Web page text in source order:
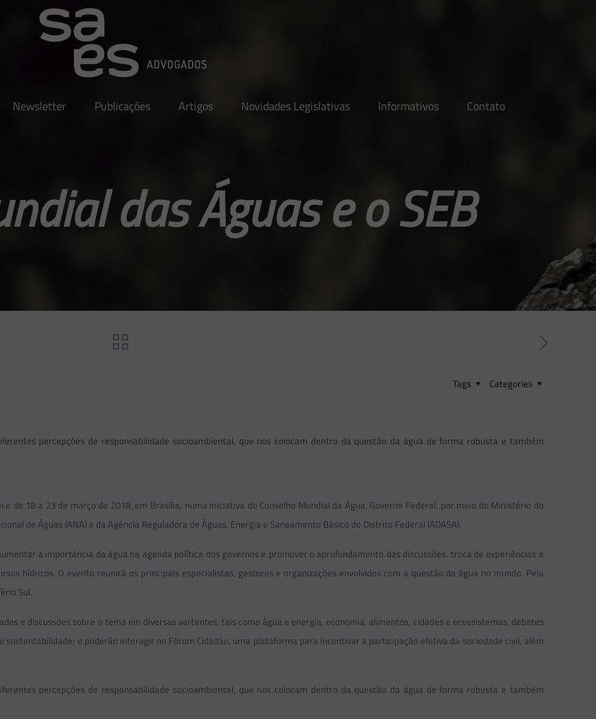
Newsletter Publicações Artigos Novidades Legislativas Informativos Contato
das Águas e o SEB
Categories
Tags
percepções de responsabilidade socioambiental, que nos colocam dentro da questão da água de forma robusta e também
de 18 a 23 de março de 2018, em Brasília, numa iniciativa do Conselho Mundial da Água, Governo Federal, por meio do Ministério do
de Águas (ANA) e da Agência Reguladora de Águas, Energia e Saneamento Básico do Distrito Federal (ADASA).
a importância da água na agenda política dos governos e promover o aprofundamento das discussões, troca de experiências e
hídricos. O evento reunirá os principais especialistas, gestores e organizações envolvidos com a questão da água no mundo. Pela
Sul.
e discussões sobre o tema em diversas vertentes, tais como água e energia, economia, alimentos, cidades e ecossistemas, debates
e poderão interagir no Fórum Cidadão, uma plataforma para incentivar a participação efetiva da sociedade civil, além
percepções de responsabilidade socioambiental, que nos colocam dentro da questão da água de forma robusta e também